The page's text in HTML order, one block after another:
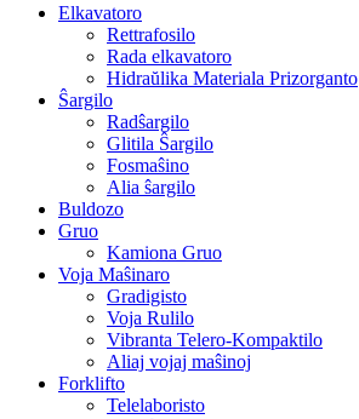
Elkavatoro
Rettrafosilo
Rada elkavatoro
Hidraŭlika Materiala Prizorganto
Ŝargilo
Radŝargilo
Glitila Ŝargilo
Fosmaŝino
Alia ŝargilo
Buldozo
Gruo
Kamiona Gruo
Voja Maŝinaro
Gradigisto
Voja Rulilo
Vibranta Telero-Kompaktilo
Aliaj vojaj maŝinoj
Forklifto
Telelaboristo